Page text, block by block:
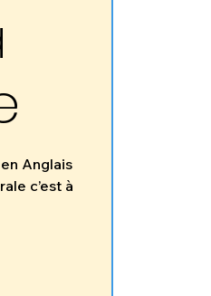
Anglais
c’est à